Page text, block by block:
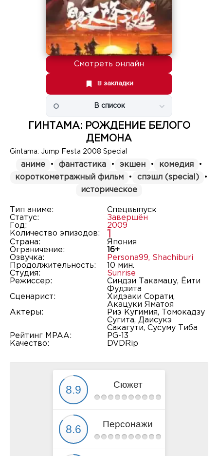
Смотреть онлайн
В закладки
В список
ГИНТАМА: РОЖДЕНИЕ БЕЛОГО
ДЕМОНА
Gintama: Jump Festa 2008 Special
аниме • фантастика • экшен • комедия
•
короткометражный фильм
• спэшл (special)
•
историческое
Тип аниме:
Спецвыпуск
Статус:
Завершён
Год:
2009
Количество эпизодов:
1
Страна:
Япония
Ограничение:
16+
Озвучка:
Persona99, Shachiburi
Продолжительность:
10 мин.
Студия:
Sunrise
Режиссер:
Синдзи Такамацу, Ёити
Фудзита
Сценарист:
Хидэаки Сорати,
Акацуки Яматоя
Актеры:
Риэ Кугимия, Томокадзу
Сугита, Даисукэ
Сакагути, Сусуму Тиба
Рейтинг MPAA:
PG-13
Качество:
DVDRip
Сюжет
Персонажи